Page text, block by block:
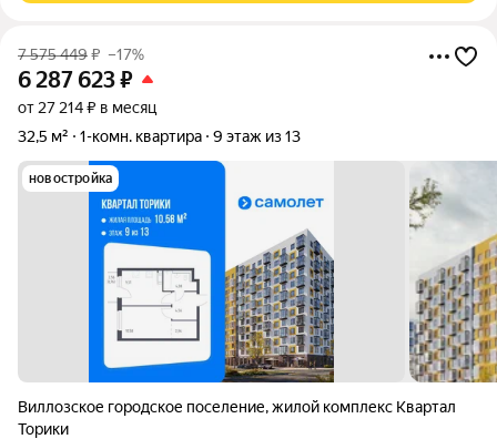
7 575 449₽ –17%
6 287 623₽
от 27 214 ₽ в месяц
32,5 м²
1-комн. квартира 9 этаж из 13
новостройка
Виллозское городское поселение,жилой комплекс Квартал
Торики